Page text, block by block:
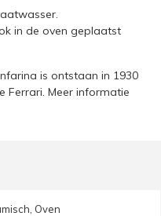
in de oven geplaatst
is ontstaan in 1930
Ferrari. Meer informatie
Oven